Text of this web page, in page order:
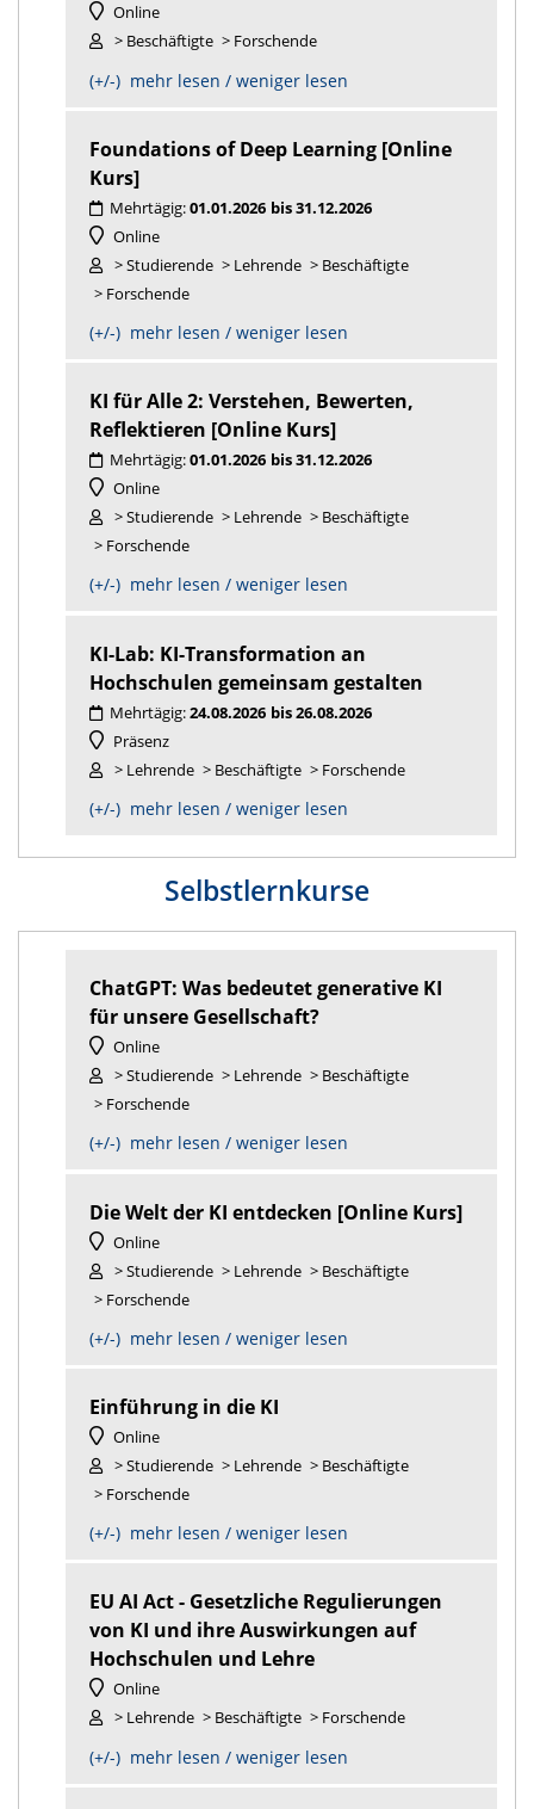
Online
> Beschäftigte > Forschende
(+/-) mehr lesen / weniger lesen
Foundations of Deep Learning [Online
Kurs]
Mehrtägig:01.01.2026 bis 31.12.2026
Online
> Studierende > Lehrende > Beschäftigte
> Forschende
(+/-) mehr lesen / weniger lesen
KI für Alle 2: Verstehen, Bewerten,
Reflektieren [Online Kurs]
Mehrtägig:01.01.2026 bis 31.12.2026
Online
> Studierende > Lehrende > Beschäftigte
> Forschende
(+/-) mehr lesen / weniger lesen
KI-Lab: KI-Transformation an
Hochschulen gemeinsam gestalten
Mehrtägig:24.08.2026 bis 26.08.2026
Präsenz
> Lehrende > Beschäftigte > Forschende
(+/-) mehr lesen / weniger lesen
Selbstlernkurse
ChatGPT: Was bedeutet generative KI
für unsere Gesellschaft?
Online
> Studierende > Lehrende > Beschäftigte
> Forschende
(+/-) mehr lesen / weniger lesen
Die Welt der KI entdecken [Online Kurs]
Online
> Studierende > Lehrende > Beschäftigte
> Forschende
(+/-) mehr lesen / weniger lesen
Einführung in die KI
Online
> Studierende > Lehrende > Beschäftigte
> Forschende
(+/-) mehr lesen / weniger lesen
EU AI Act - Gesetzliche Regulierungen
von KI und ihre Auswirkungen auf
Hochschulen und Lehre
Online
> Lehrende > Beschäftigte > Forschende
(+/-) mehr lesen / weniger lesen